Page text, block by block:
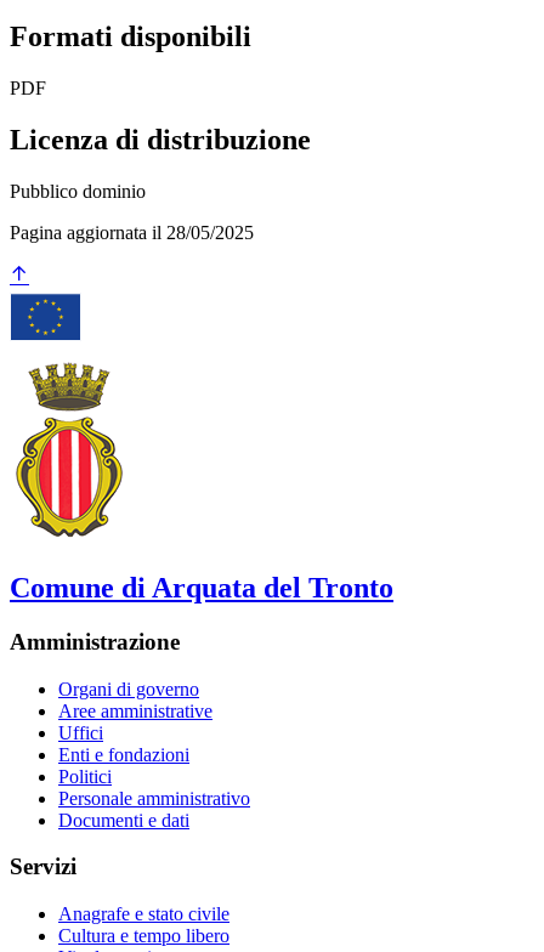
Formati disponibili
PDF
Licenza di distribuzione
Pubblico dominio
Pagina aggiornata il 28/05/2025
Comune di Arquata del Tronto
Amministrazione
Organi di governo
Aree amministrative
Uffici
Enti e fondazioni
Politici
Personale amministrativo
Documenti e dati
Servizi
Anagrafe e stato civile
Cultura e tempo libero